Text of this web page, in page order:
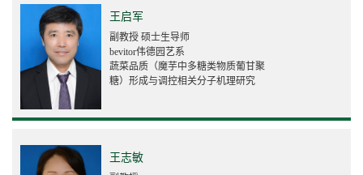
王启军
副教授 硕士生导师
bevitor伟德园艺系
蔬菜品质（魔芋中多糖类物质葡甘聚
糖）形成与调控相关分子机理研究
王志敏